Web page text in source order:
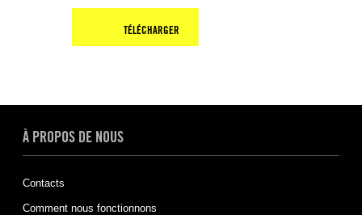
TÉLÉCHARGER
À PROPOS DE NOUS
Contacts
Comment nous fonctionnons